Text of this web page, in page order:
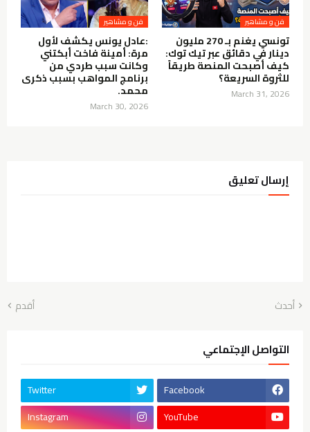
فن و مشاهير
تونسي يغنم بـ 270 مليون
دينار في دقائق عبر تيك توك:
كيف أصبحت المنصة طريقاً
للثروة السريعة؟
March 31, 2026
فن و مشاهير
:عادل يونس يكشف لأول
مرة: أمينة فاخت أبكتني
وكانت سبب طردي من
برنامج المواهب بسبب ذكرى
محمد.
March 30, 2026
إرسال تعليق
أحدث أقدم
التواصل الإجتماعي
Facebook
Twitter
YouTube
Instagram